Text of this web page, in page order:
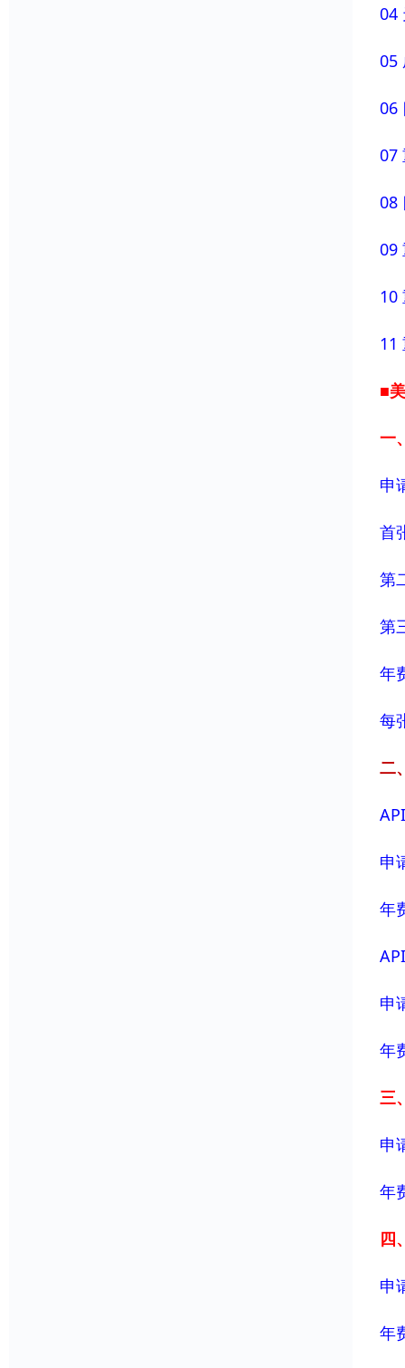
04
05
06
07
08
09
10
11
■
一
申
首
第
第
年
每
二
申
年
申
年
三
申
年
四
申
年